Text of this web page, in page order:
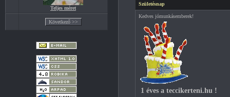
Teljes méret
Születésnap
Kedves jómunkásemberek!
1 éves a teccikerteni.hu !